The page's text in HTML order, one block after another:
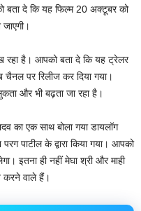
बता दे कि यह फिल्म 20 अक्टूबर को
रहा है। आपको बता दे कि यह ट्रेलर
चैनल पर रिलीज कर दिया गया।
और भी बढ़ता जा रहा है।
का एक साथ बोला गया डायलॉग
पाटील के द्वारा किया गया। आपको
इतना ही नहीं मेघा श्री और माही
करने वाले हैं।